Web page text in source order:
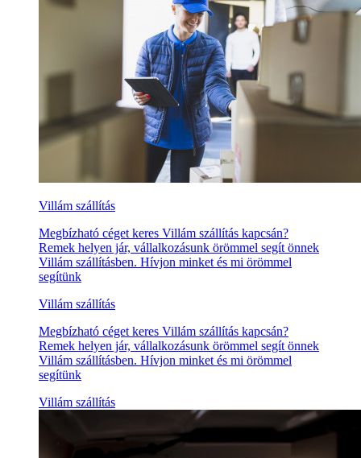
Villám szállítás
Megbízható céget keres Villám szállítás kapcsán?
Remek helyen jár, vállalkozásunk örömmel segít önnek
Villám szállításben. Hívjon minket és mi örömmel
segítünk
Villám szállítás
Megbízható céget keres Villám szállítás kapcsán?
Remek helyen jár, vállalkozásunk örömmel segít önnek
Villám szállításben. Hívjon minket és mi örömmel
segítünk
Villám szállítás